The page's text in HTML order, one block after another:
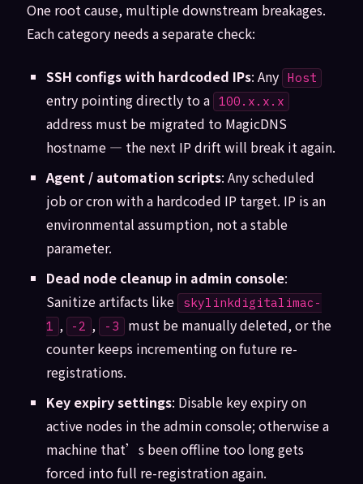
One root cause, multiple downstream breakages.
Each category needs a separate check:
SSH configs with hardcoded IPs: Any Host
entry pointing directly to a 100.x.x.x
address must be migrated to MagicDNS
hostname — the next IP drift will break it again.
Agent / automation scripts: Any scheduled
job or cron with a hardcoded IP target. IP is an
environmental assumption, not a stable
parameter.
Dead node cleanup in admin console:
Sanitize artifacts like
skylinkdigitalimac-
1 , -2 , -3
must be manually deleted, or the
counter keeps incrementing on future re-
registrations.
Key expiry settings: Disable key expiry on
active nodes in the admin console; otherwise a
machine that’s been offline too long gets
forced into full re-registration again.